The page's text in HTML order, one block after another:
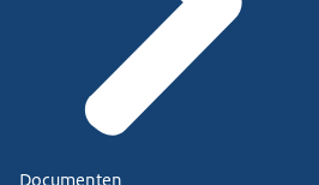
Documenten